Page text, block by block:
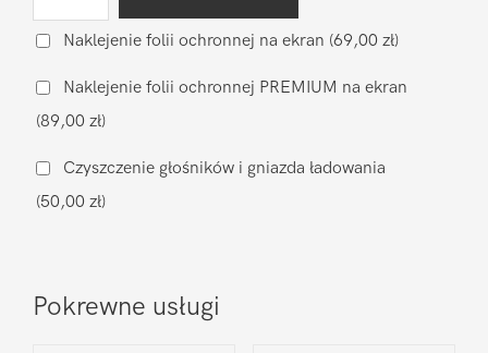
wyświetlacza
Moto
Edge
60
Naklejenie folii ochronnej na ekran (69,00 zł)
Naklejenie folii ochronnej PREMIUM na ekran
(89,00 zł)
Czyszczenie głośników i gniazda ładowania
(50,00 zł)
Pokrewne usługi